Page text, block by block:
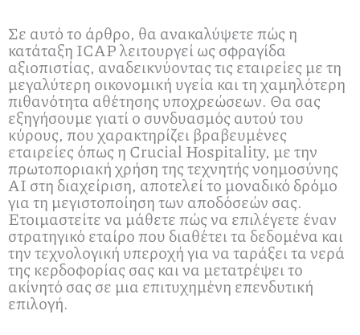
Σε αυτό το άρθρο, θα ανακαλύψετε πώς η
κατάταξη ICAP λειτουργεί ως σφραγίδα
αξιοπιστίας, αναδεικνύοντας τις εταιρείες με τη
μεγαλύτερη οικονομική υγεία και τη χαμηλότερη
πιθανότητα αθέτησης υποχρεώσεων. Θα σας
εξηγήσουμε γιατί ο συνδυασμός αυτού του
κύρους, που χαρακτηρίζει βραβευμένες
εταιρείες όπως η Crucial Hospitality, με την
πρωτοποριακή χρήση της τεχνητής νοημοσύνης
AI στη διαχείριση, αποτελεί το μοναδικό δρόμο
για τη μεγιστοποίηση των αποδόσεών σας.
Ετοιμαστείτε να μάθετε πώς να επιλέγετε έναν
στρατηγικό εταίρο που διαθέτει τα δεδομένα και
την τεχνολογική υπεροχή για να ταράξει τα νερά
της κερδοφορίας σας και να μετατρέψει το
ακίνητό σας σε μια επιτυχημένη επενδυτική
επιλογή.